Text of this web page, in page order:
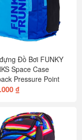
Đồ Bơi FUNKY
Space Case
Pressure Point
₫